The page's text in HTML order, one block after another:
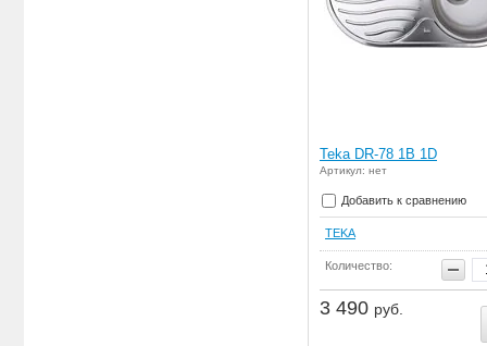
Teka DR-78 1B 1D
Артикул: нет
Добавить к сравнению
TEKA
Количество:
3 490 руб.